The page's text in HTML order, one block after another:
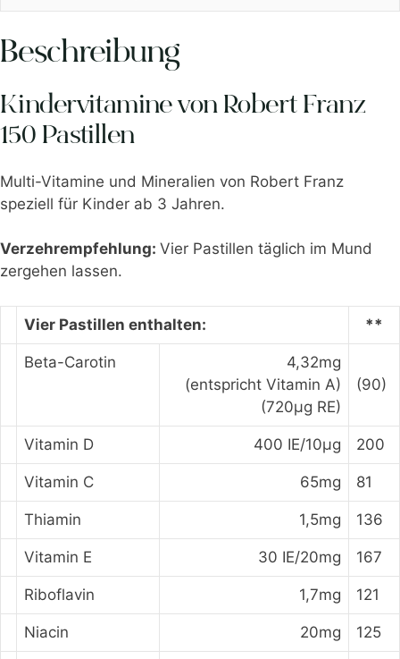
Beschreibung
Kindervitamine von Robert Franz
150 Pastillen
Multi-Vitamine und Mineralien von Robert Franz
speziell für Kinder ab 3 Jahren.
Verzehrempfehlung: Vier Pastillen täglich im Mund
zergehen lassen.
Vier Pastillen enthalten: **
Beta-Carotin
4,32mg
(entspricht Vitamin A)
(720μg RE)
(90)
Vitamin D 400 IE/10μg 200
Vitamin C 65mg 81
Thiamin 1,5mg 136
Vitamin E 30 IE/20mg 167
Riboflavin 1,7mg 121
Niacin 20mg 125